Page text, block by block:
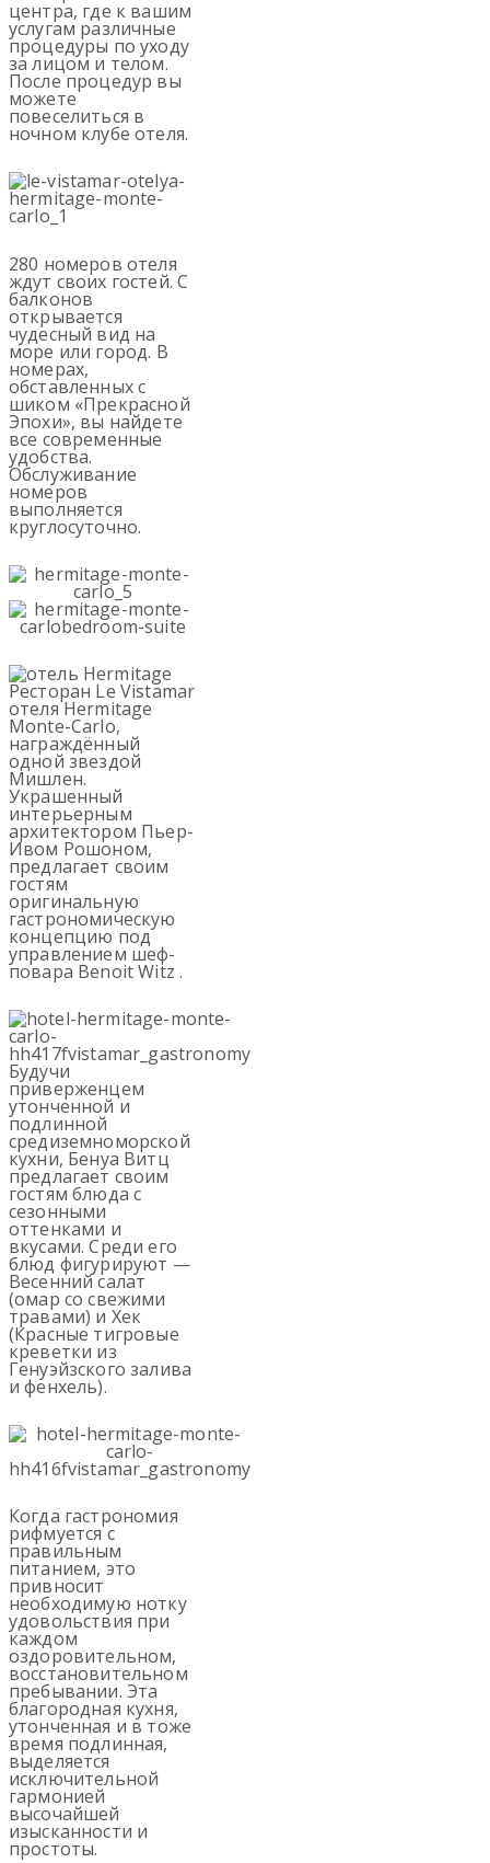
центра, где к вашим
услугам различные
процедуры по уходу
за лицом и телом.
После процедур вы
можете
повеселиться в
ночном клубе отеля.
280 номеров отеля
ждут своих гостей. С
балконов
открывается
чудесный вид на
море или город. В
номерах,
обставленных с
шиком «Прекрасной
Эпохи», вы найдете
все современные
удобства.
Обслуживание
номеров
выполняется
круглосуточно.
Ресторан Le Vistamar
отеля Hermitage
Monte-Carlo,
награждённый
одной звездой
Мишлен.
Украшенный
интерьерным
архитектором Пьер-
Ивом Рошоном,
предлагает своим
гостям
оригинальную
гастрономическую
концепцию под
управлением шеф-
повара Benoit Witz .
Будучи
приверженцем
утонченной и
подлинной
средиземноморской
кухни, Бенуа Витц
предлагает своим
гостям блюда с
сезонными
оттенками и
вкусами. Среди его
блюд фигурируют —
Весенний салат
(омар со свежими
травами) и Хек
(Красные тигровые
креветки из
Генуэйзского залива
и фенхель).
Когда гастрономия
рифмуется с
правильным
питанием, это
привносит
необходимую нотку
удовольствия при
каждом
оздоровительном,
восстановительном
пребывании. Эта
благородная кухня,
утонченная и в тоже
время подлинная,
выделяется
исключительной
гармонией
высочайшей
изысканности и
простоты.